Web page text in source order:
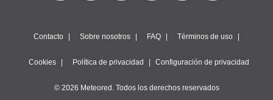
Contacto Sobre nosotros FAQ Términos de uso
Cookies Política de privacidad Configuración de privacidad
© 2026 Meteored. Todos los derechos reservados